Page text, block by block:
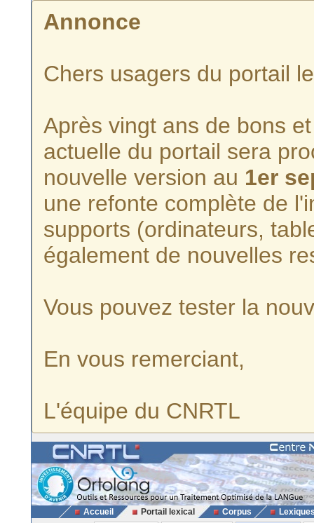
Annonce
Chers usagers du portail
Après vingt ans de bons
actuelle du portail sera
nouvelle version au 1er
une refonte complète de
supports (ordinateurs,
également de nouvelles
Vous pouvez tester la
En vous remerciant,
L'équipe du CNRTL
Accueil Portail lexical Corpus